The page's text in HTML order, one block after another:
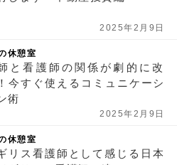
2025年2月9日
休憩室
と看護師の関係が劇的に改
今すぐ使えるコミュニケーシ
術
2025年2月9日
休憩室
リス看護師として感じる日本